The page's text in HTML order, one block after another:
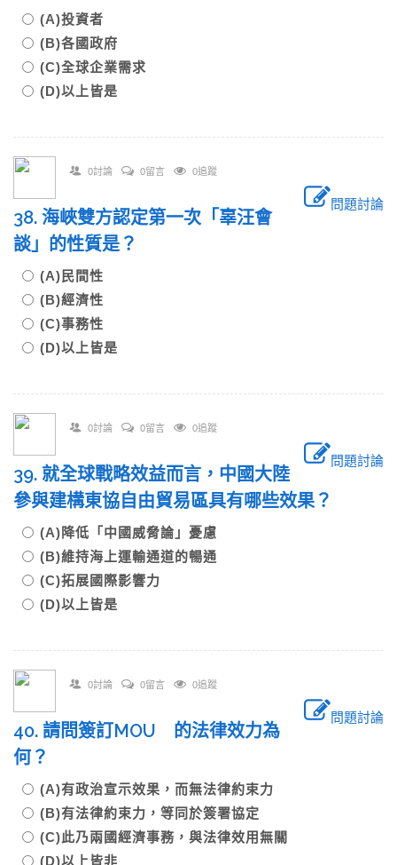
(A)投資者
(B)各國政府
(C)全球企業需求
(D)以上皆是
0討論 0留言 0追蹤
問題討論
38. 海峽雙方認定第一次「辜汪會
談」的性質是？
(A)民間性
(B)經濟性
(C)事務性
(D)以上皆是
0討論 0留言 0追蹤
問題討論
39. 就全球戰略效益而言，中國大陸
參與建構東協自由貿易區具有哪些效果？
(A)降低「中國威脅論」憂慮
(B)維持海上運輸通道的暢通
(C)拓展國際影響力
(D)以上皆是
0討論 0留言 0追蹤
問題討論
40. 請問簽訂MOU 的法律效力為
何？
(A)有政治宣示效果，而無法律約束力
(B)有法律約束力，等同於簽署協定
(C)此乃兩國經濟事務，與法律效用無關
(D)以上皆非